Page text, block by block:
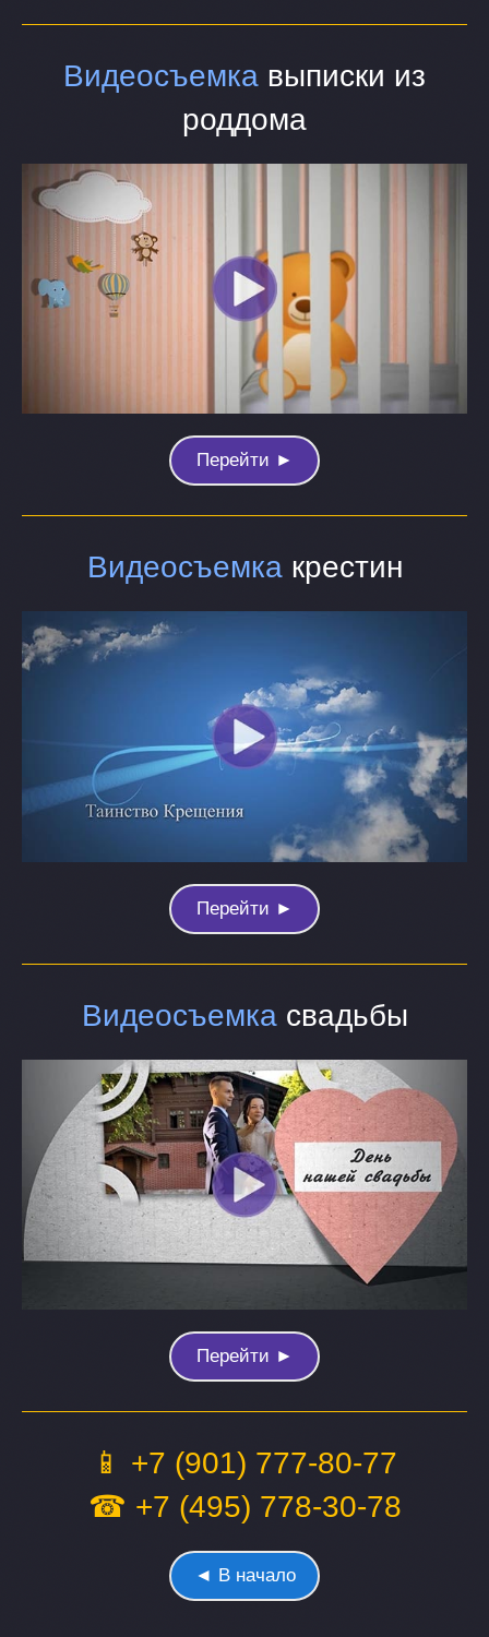
Видеосъемка выписки из
роддома
Перейти ►
Видеосъемкакрестин
Перейти ►
Видеосъемкасвадьбы
Перейти ►
📱 +7 (901) 777-80-77
☎ +7 (495) 778-30-78
◄ В начало